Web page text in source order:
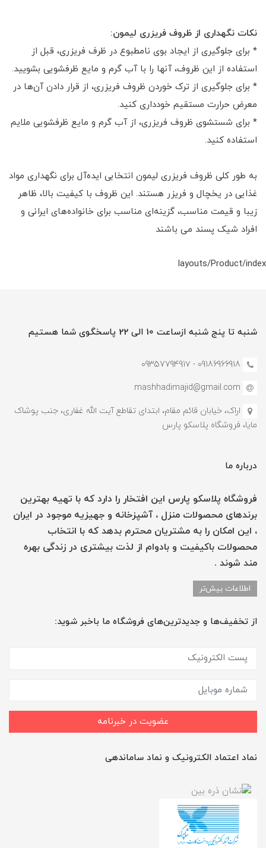
نکات نگهداری از ظروف فریزری لیمون:
* برای جلوگیری از ایجاد بوی نامطبوع در ظرف فریزری، قبل از
استفاده از این ظروف، آنها را با آب گرم و مایع ظرفشویی بشویید.
* برای جلوگیری از ترک خوردن ظروف فریزری، از قرار دادن آن‌ها در
معرض حرارت مستقیم خودداری کنید.
* برای شستشوی ظروف فریزری، از آب گرم و مایع ظرفشویی ملایم
استفاده کنید.
به طور کلی ظروف فریزری لیمون انتخابی ایده‌آل برای نگهداری مواد
غذایی در یخچال و فریزر هستند. این ظروف با کیفیت بالا، ظاهر
زیبا و قیمت مناسب، گزینه‌ای مناسب برای خانواده‌های ایرانی و
افراد شیک پسند می باشند
layouts/Product/index
شنبه تا پنج شنبه ازساعت 10 الی 22 پاسخگوی شما هستیم
09186966918 - 0935779491۷
mashhadimajid@gmail.com
اراک، خیابان قائم مقام، ابتدای تقاطع آیت الله غفاری، جنب پوشاک
مایا، فروشگاه پلاسکو پارس
درباره ما
فروشگاه پلاسکو پارس این افتخار را دارد که با تهیه بهترین
برندهای محصولات منزل ، آشپزخانه و جهیزیه موجود در ایران
، این امکان را به مشتریان محترم بدهد که با انتخاب
محصولات باکیفیت و بادوام از لذت بیشتری در زندگی بهره
مند شوند .
اطلاعات بیش‌تر
از تخفیف‌ها و جدیدترین‌های فروشگاه ما باخبر شوید:
عضویت در خبرنامه
نماد اعتماد الکترونیک و نماد ساماندهی